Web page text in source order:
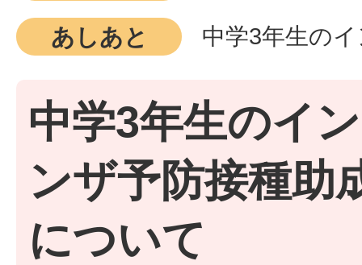
あしあと
中学3年生の
中学3年生のイ
ンザ予防接種助
について